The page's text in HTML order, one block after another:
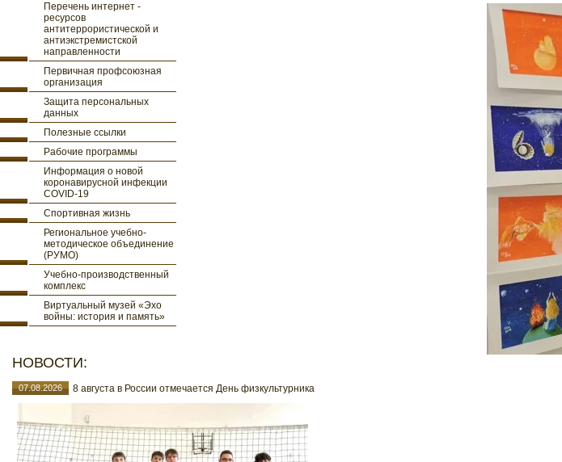
Перечень интернет -
ресурсов
антитеррористической и
антиэкстремистской
направленности
Первичная профсоюзная
организация
Защита персональных
данных
Полезные ссылки
Рабочие программы
Информация о новой
коронавирусной инфекции
COVID-19
Спортивная жизнь
Региональное учебно-
методическое объединение
(РУМО)
Учебно-производственный
комплекс
Виртуальный музей «Эхо
войны: история и память»
НОВОСТИ:
07.08.2026 8 августа в России отмечается День физкультурника